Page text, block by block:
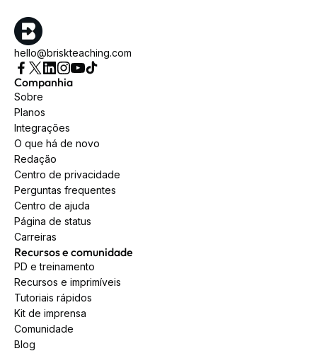
hello@briskteaching.com
Companhia
Sobre
Planos
Integrações
O que há de novo
Redação
Centro de privacidade
Perguntas frequentes
Centro de ajuda
Página de status
Carreiras
Recursos e comunidade
PD e treinamento
Recursos e imprimíveis
Tutoriais rápidos
Kit de imprensa
Comunidade
Blog